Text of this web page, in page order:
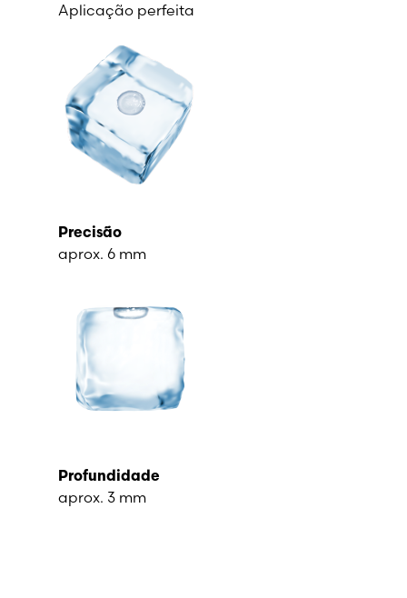
Aplicação perfeita
Precisão
aprox. 6 mm
Profundidade
aprox. 3 mm